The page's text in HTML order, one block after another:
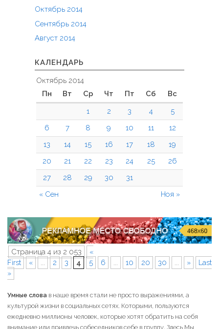
Октябрь 2014
Сентябрь 2014
Август 2014
КАЛЕНДАРЬ
Октябрь 2014
Пн
Вт Ср Чт Пт Сб Вс
« Сен Ноя »
1 2 3 4
5
6
7 8 9 10 11
12
13
14 15 16 17 18
19
20
21 22 23 24 25
26
27
28 29 30 31
Страница 4 из 2 053
«
First
« ... 2 3 4 5 6 ... 10 20 30 ... »
Last
»
Умные слова в наше время стали не просто выражениями, а
культурой жизни в социальных сетях. Которыми, пользуются
ежедневно миллионы человек, которые хотят обратить на себя
внимание или привлечь собеседников себе в группу. Здесь Мы